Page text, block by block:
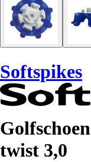
Softspikes
twist 3,0